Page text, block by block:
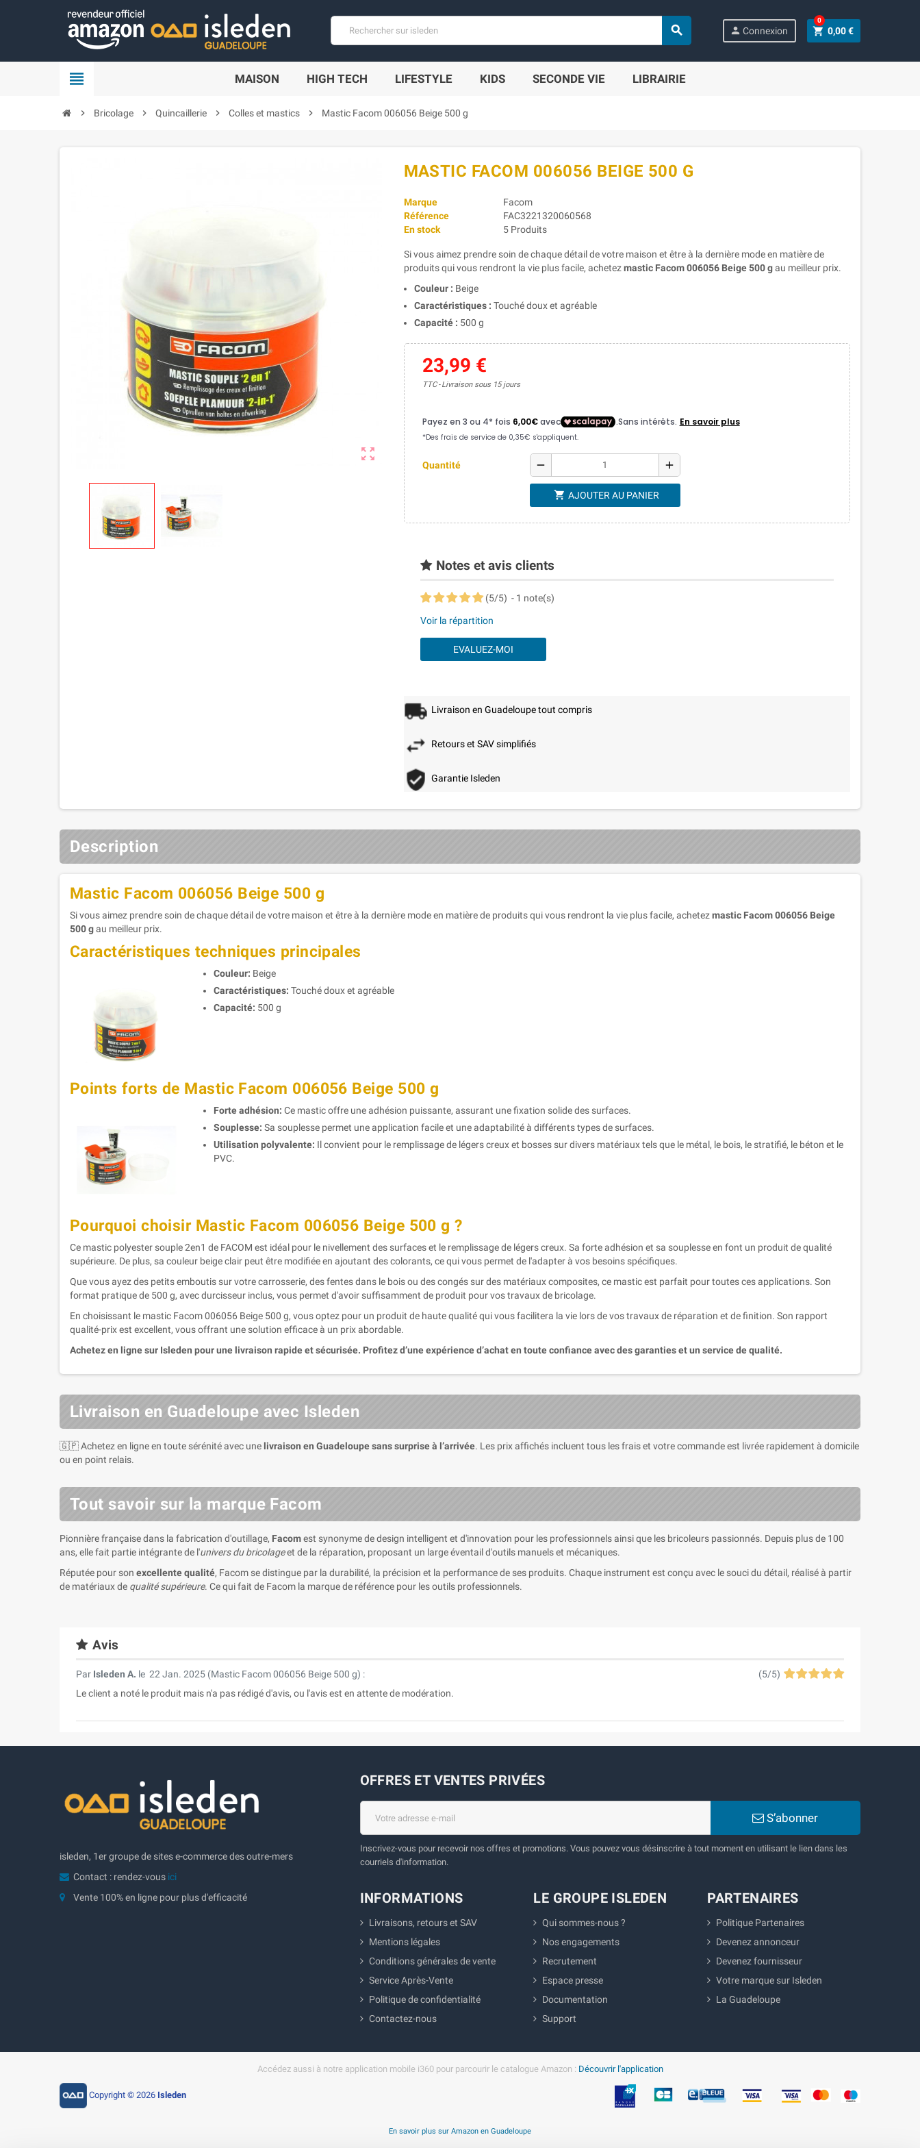
 person Connexion shopping_cart 0,00 €
0
view_headline MAISON HIGH TECH LIFESTYLE KIDS SECONDE VIE LIBRAIRIE
chevron_right Bricolage chevron_right Quincaillerie chevron_right Colles et mastics chevron_right Mastic Facom 006056 Beige 500 g
zoom_out_map
MASTIC FACOM 006056 BEIGE 500 G
Marque
Facom
Référence
FAC3221320060568
En stock
5 Produits
Si vous aimez prendre soin de chaque détail de votre maison et être à la dernière mode en matière de
produits qui vous rendront la vie plus facile, achetezmastic Facom 006056 Beige 500 gau meilleur prix.
Couleur : Beige
Caractéristiques : Touché doux et agréable
Capacité : 500 g
23,99 €
TTC Livraison sous 15 jours
Quantité remove add
shopping_cart AJOUTER AU PANIER
Notes et avis clients
(5/5) - 1 note(s)
Voir la répartition
EVALUEZ-MOI
Livraison en Guadeloupe tout compris
Retours et SAV simplifiés
Garantie Isleden
Description
Mastic Facom 006056 Beige 500 g
Si vous aimez prendre soin de chaque détail de votre maison et être à la dernière mode en matière de produits qui vous rendront la vie plus facile, achetezmastic Facom 006056 Beige
500 gau meilleur prix.
Caractéristiques techniques principales
Couleur: Beige
Caractéristiques: Touché doux et agréable
Capacité: 500 g
Points forts de Mastic Facom 006056 Beige 500 g
Forte adhésion: Ce mastic offre une adhésion puissante, assurant une fixation solide des surfaces.
Souplesse: Sa souplesse permet une application facile et une adaptabilité à différents types de surfaces.
Utilisation polyvalente: Il convient pour le remplissage de légers creux et bosses sur divers matériaux tels que le métal, le bois, le stratifié, le béton et le
PVC.
Pourquoi choisir Mastic Facom 006056 Beige 500 g ?
Ce mastic polyester souple 2en1 de FACOM est idéal pour le nivellement des surfaces et le remplissage de légers creux. Sa forte adhésion et sa souplesse en font un produit de qualité
supérieure. De plus, sa couleur beige clair peut être modifiée en ajoutant des colorants, ce qui vous permet de l'adapter à vos besoins spécifiques.
Que vous ayez des petits emboutis sur votre carrosserie, des fentes dans le bois ou des congés sur des matériaux composites, ce mastic est parfait pour toutes ces applications. Son
format pratique de 500 g, avec durcisseur inclus, vous permet d'avoir suffisamment de produit pour vos travaux de bricolage.
En choisissant le mastic Facom 006056 Beige 500 g, vous optez pour un produit de haute qualité qui vous facilitera la vie lors de vos travaux de réparation et de finition. Son rapport
qualité-prix est excellent, vous offrant une solution efficace à un prix abordable.
Achetez en ligne sur Isleden pour une livraison rapide et sécurisée. Profitez d’une expérience d’achat en toute confiance avec des garanties et un service de qualité.
Livraison en Guadeloupe avec Isleden
🇬🇵 Achetez en ligne en toute sérénité avec une livraison en Guadeloupe sans surprise à l’arrivée. Les prix affichés incluent tous les frais et votre commande est livrée rapidement à domicile
ou en point relais.
Tout savoir sur la marque Facom
Pionnière française dans la fabrication d'outillage, Facomest synonyme de design intelligent et d'innovation pour les professionnels ainsi que les bricoleurs passionnés. Depuis plus de 100
ans, elle fait partie intégrante de l'univers du bricolageet de la réparation, proposant un large éventail d'outils manuels et mécaniques.
Réputée pour son excellente qualité, Facom se distingue par la durabilité, la précision et la performance de ses produits. Chaque instrument est conçu avec le souci du détail, réalisé à partir
de matériaux de qualité supérieure. Ce qui fait de Facom la marque de référence pour les outils professionnels.
Avis
Par Isleden A. le 22 Jan. 2025 (Mastic Facom 006056 Beige 500 g) : (5/5)
Le client a noté le produit mais n'a pas rédigé d'avis, ou l'avis est en attente de modération.
isleden, 1er groupe de sites e-commerce des outre-mers
Contact : rendez-vous ici
Vente 100% en ligne pour plus d'efficacité
OFFRES ET VENTES PRIVÉES
S’abonner
Inscrivez-vous pour recevoir nos offres et promotions. Vous pouvez vous désinscrire à tout moment en utilisant le lien dans les
courriels d'information.
INFORMATIONS
Livraisons, retours et SAV
Mentions légales
Conditions générales de vente
Service Après-Vente
Politique de confidentialité
Contactez-nous
LE GROUPE ISLEDEN
Qui sommes-nous ?
Nos engagements
Recrutement
Espace presse
Documentation
Support
PARTENAIRES
Politique Partenaires
Devenez annonceur
Devenez fournisseur
Votre marque sur Isleden
La Guadeloupe
Accédez aussi à notre application mobile i360 pour parcourir le catalogue Amazon : Découvrir l'application
Copyright © 2026 Isleden
En savoir plus sur Amazon en Guadeloupe